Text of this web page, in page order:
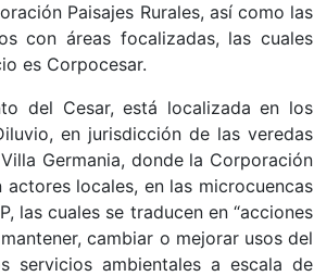
Paisajes Rurales, así como las
con áreas focalizadas, las cuales
es Corpocesar.
del Cesar, está localizada en los
en jurisdicción de las veredas
Germania, donde la Corporación
locales, en las microcuencas
las cuales se traducen en “acciones
cambiar o mejorar usos del
servicios ambientales a escala de